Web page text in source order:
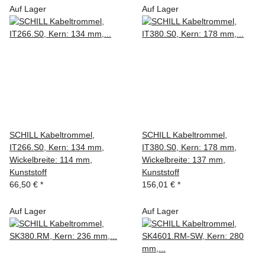
Auf Lager
SCHILL Kabeltrommel,
IT266.S0, Kern: 134 mm,
Wickelbreite: 114 mm,
Kunststoff
66,50 € *
Auf Lager
SCHILL Kabeltrommel,
IT380.S0, Kern: 178 mm,
Wickelbreite: 137 mm,
Kunststoff
156,01 € *
Auf Lager Auf Lager